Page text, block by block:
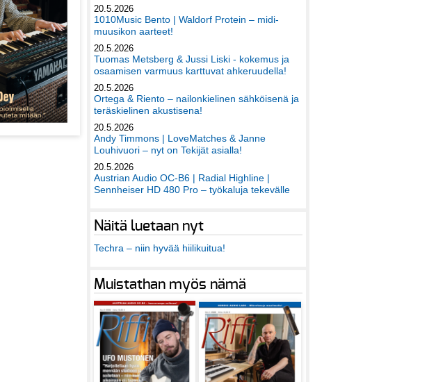
20.5.2026
1010Music Bento | Waldorf Protein – midi-
muusikon aarteet!
20.5.2026
Tuomas Metsberg & Jussi Liski - kokemus ja
osaamisen varmuus karttuvat ahkeruudella!
20.5.2026
Ortega & Riento – nailonkielinen sähköisenä ja
teräskielinen akustisena!
20.5.2026
Andy Timmons | LoveMatches & Janne
Louhivuori – nyt on Tekijät asialla!
20.5.2026
Austrian Audio OC-B6 | Radial Highline |
Sennheiser HD 480 Pro – työkaluja tekevälle
Näitä luetaan nyt
Techra – niin hyvää hiilikuitua!
Muistathan myös nämä